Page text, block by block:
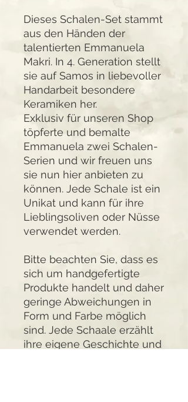
Dieses Schalen-Set stammt
aus den Händen der
talentierten Emmanuela
Makri. In 4. Generation stellt
sie auf Samos in liebevoller
Handarbeit besondere
Keramiken her.
Exklusiv für unseren Shop
töpferte und bemalte
Emmanuela zwei Schalen-
Serien und wir freuen uns
sie nun hier anbieten zu
können. Jede Schale ist ein
Unikat und kann für ihre
Lieblingsoliven oder Nüsse
verwendet werden.
Bitte beachten Sie, dass es
sich um handgefertigte
Produkte handelt und daher
geringe Abweichungen in
Form und Farbe möglich
sind. Jede Schaale erzählt
ihre eigene Geschichte und